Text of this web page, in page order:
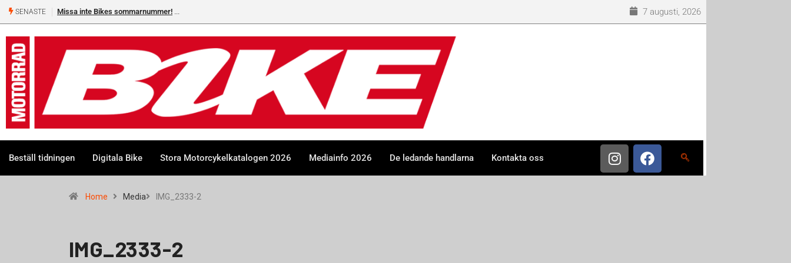
SENASTE Missa inte Bikes sommarnummer! 7 augusti, 2026
Beställ tidningen Digitala Bike Stora Motorcykelkatalogen 2026 Mediainfo 2026 De ledande handlarna Kontakta oss
Home Media IMG_2333-2
IMG_2333-2